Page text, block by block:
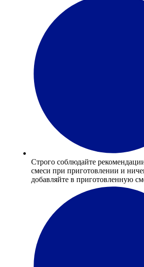
Строго соблюдайте
смеси при приготовлении и
добавляйте в приготовленную